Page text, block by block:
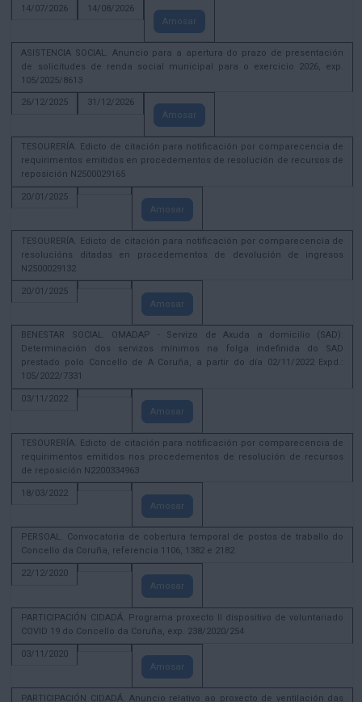
14/07/2026
14/08/2026
Amosar
ASISTENCIA SOCIAL. Anuncio para a apertura do prazo de presentación
de solicitudes de renda social municipal para o exercicio 2026, exp.
105/2025/8613
26/12/2025
31/12/2026
Amosar
TESOURERÍA. Edicto de citación para notificación por comparecencia de
requirimentos emitidos en procedementos de resolución de recursos de
reposición N2500029165
20/01/2025
Amosar
TESOURERÍA. Edicto de citación para notificación por comparecencia de
resolucións ditadas en procedementos de devolución de ingresos
N2500029132
20/01/2025
Amosar
BENESTAR SOCIAL. OMADAP - Servizo de Axuda a domicilio (SAD):
Determinación dos servizos mínimos na folga indefinida do SAD
prestado polo Concello de A Coruña, a partir do día 02/11/2022 Expd.:
105/2022/7331
03/11/2022
Amosar
TESOURERÍA. Edicto de citación para notificación por comparecencia de
requirimentos emitidos nos procedementos de resolución de recursos
de reposición N2200334963
18/03/2022
Amosar
PERSOAL. Convocatoria de cobertura temporal de postos de traballo do
Concello da Coruña, referencia 1106, 1382 e 2182
22/12/2020
Amosar
PARTICIPACIÓN CIDADÁ. Programa proxecto II dispositivo de voluntariado
COVID 19 do Concello da Coruña, exp. 238/2020/254
03/11/2020
Amosar
PARTICIPACIÓN CIDADÁ. Anuncio relativo ao proxecto de ventilación das